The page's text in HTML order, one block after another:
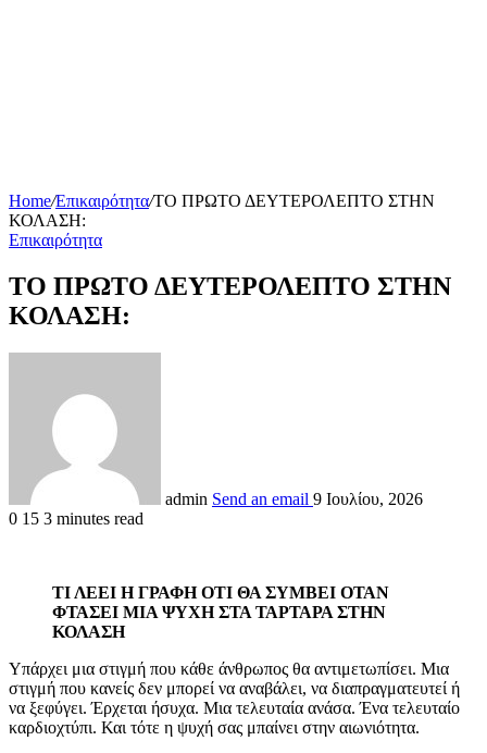
Home/Επικαιρότητα/ΤΟ ΠΡΩΤΟ ΔΕΥΤΕΡΟΛΕΠΤΟ ΣΤΗΝ
ΚΟΛΑΣΗ:
Επικαιρότητα
ΤΟ ΠΡΩΤΟ ΔΕΥΤΕΡΟΛΕΠΤΟ ΣΤΗΝ
ΚΟΛΑΣΗ:
admin Send an email 9 Ιουλίου, 2026
0 15 3 minutes read
ΤΙ ΛΕΕΙ Η ΓΡΑΦΗ ΟΤΙ ΘΑ ΣΥΜΒΕΙ ΟΤΑΝ
ΦΤΑΣΕΙ ΜΙΑ ΨΥΧΗ ΣΤΑ ΤΑΡΤΑΡΑ ΣΤΗΝ
ΚΟΛΑΣΗ
Υπάρχει μια στιγμή που κάθε άνθρωπος θα αντιμετωπίσει. Μια
στιγμή που κανείς δεν μπορεί να αναβάλει, να διαπραγματευτεί ή
να ξεφύγει. Έρχεται ήσυχα. Μια τελευταία ανάσα. Ένα τελευταίο
καρδιοχτύπι. Και τότε η ψυχή σας μπαίνει στην αιωνιότητα.